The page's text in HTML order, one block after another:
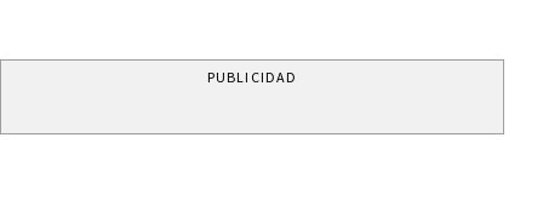
PUBLICIDAD